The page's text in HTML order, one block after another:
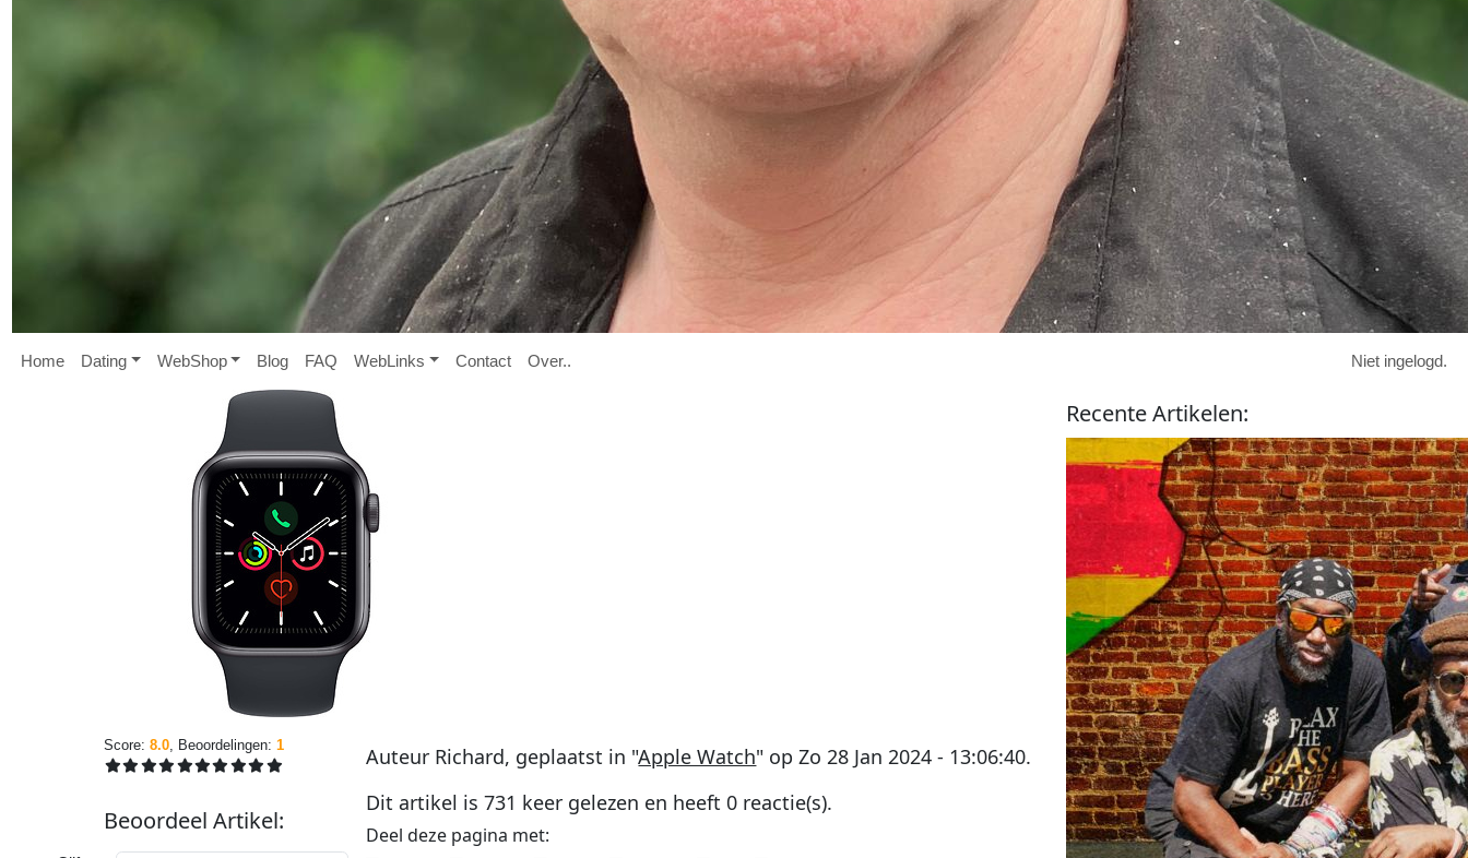
Home Dating WebShop Blog FAQ WebL inks Contact Over.. Niet ingelogd.
Score: 8.0, Beoordelingen: 1
Beoordeel Artikel:
Auteur Richard, geplaatst in "Apple Watch" opZo 28 Jan 2024 - 13:06:40.
Dit artikel is731 keer gelezen en heeft0 reactie(s).
Deel deze pagina met:
RecenteArtikelen: